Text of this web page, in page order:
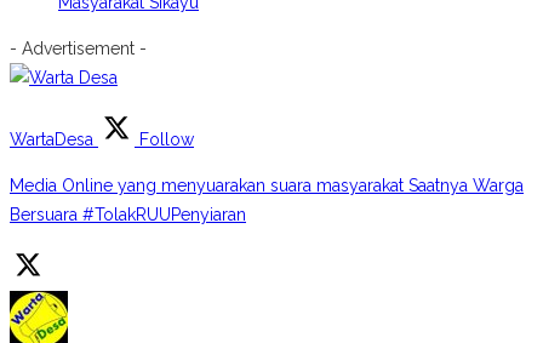
- Advertisement -
WartaDesa Follow
Media Online yang menyuarakan suara masyarakat Saatnya Warga
Bersuara #TolakRUUPenyiaran